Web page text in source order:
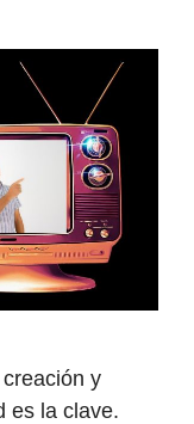
y
es la clave.